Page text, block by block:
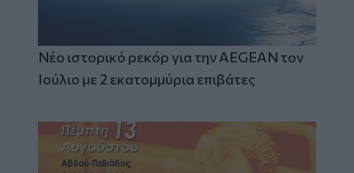
Νέο ιστορικό ρεκόρ για την AEGEAN τον
Ιούλιο με 2 εκατομμύρια επιβάτες